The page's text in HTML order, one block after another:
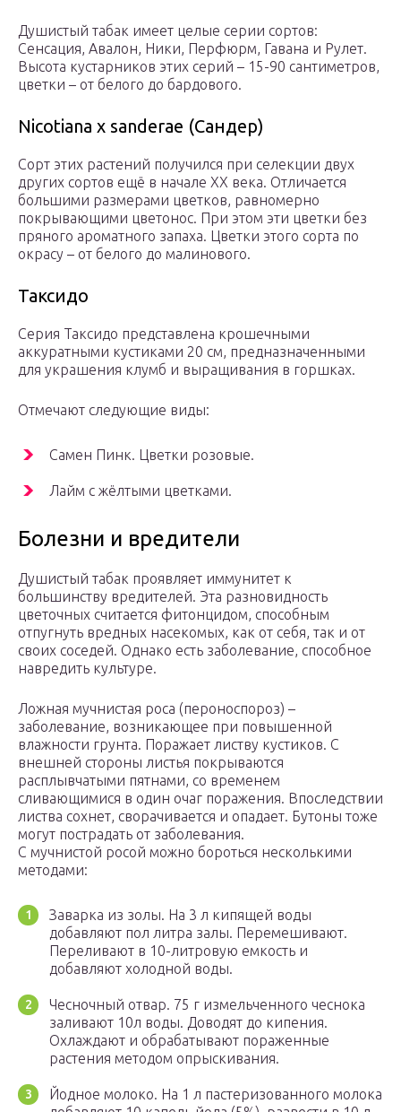
Душистый табак имеет целые серии сортов:
Сенсация, Авалон, Ники, Перфюрм, Гавана и Рулет.
Высота кустарников этих серий – 15-90 сантиметров,
цветки – от белого до бардового.
Nicotiana x sanderae (Сандер)
Сорт этих растений получился при селекции двух
других сортов ещё в начале XX века. Отличается
большими размерами цветков, равномерно
покрывающими цветонос. При этом эти цветки без
пряного ароматного запаха. Цветки этого сорта по
окрасу – от белого до малинового.
Таксидо
Серия Таксидо представлена крошечными
аккуратными кустиками 20 см, предназначенными
для украшения клумб и выращивания в горшках.
Отмечают следующие виды:
Самен Пинк. Цветки розовые.
Лайм с жёлтыми цветками.
Болезни и вредители
Душистый табак проявляет иммунитет к
большинству вредителей. Эта разновидность
цветочных считается фитонцидом, способным
отпугнуть вредных насекомых, как от себя, так и от
своих соседей. Однако есть заболевание, способное
навредить культуре.
Ложная мучнистая роса (пероноспороз) –
заболевание, возникающее при повышенной
влажности грунта. Поражает листву кустиков. С
внешней стороны листья покрываются
расплывчатыми пятнами, со временем
сливающимися в один очаг поражения. Впоследствии
листва сохнет, сворачивается и опадает. Бутоны тоже
могут пострадать от заболевания.
С мучнистой росой можно бороться несколькими
методами:
Заварка из золы. На 3 л кипящей воды
добавляют пол литра залы. Перемешивают.
Переливают в 10-литровую емкость и
добавляют холодной воды.
Чесночный отвар. 75 г измельченного чеснока
заливают 10л воды. Доводят до кипения.
Охлаждают и обрабатывают пораженные
растения методом опрыскивания.
Йодное молоко. На 1 л пастеризованного молока